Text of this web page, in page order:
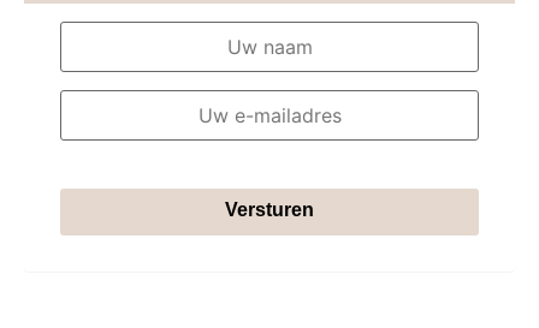
Versturen